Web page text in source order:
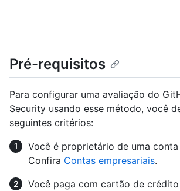
Pré-requisitos
Para configurar uma avaliação do
Security usando esse método, você
seguintes critérios:
Você é proprietário de uma
Confira Contas empresariais.
Você paga com cartão de crédito